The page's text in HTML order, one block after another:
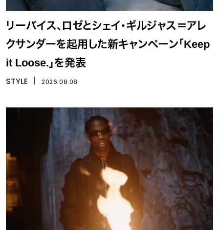
リーバイス、ロゼとシェイ・ギルジャス＝アレ
クサンダーを起用した新キャンペーン「Keep
it Loose.」を発表
STYLE 2026.08.08